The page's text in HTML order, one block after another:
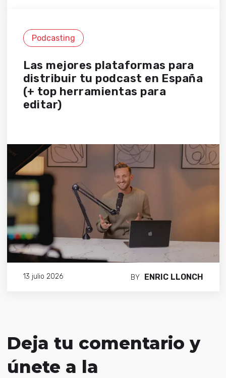
Podcasting
Las mejores plataformas para
distribuir tu podcast en España
(+ top herramientas para
editar)
13 julio 2026 BY ENRIC LLONCH
Deja tu comentario y
únete a la